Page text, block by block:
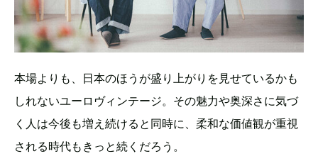
本場よりも、日本のほうが盛り上がりを見せているかも
しれないユーロヴィンテージ。その魅力や奥深さに気づ
く人は今後も増え続けると同時に、柔和な価値観が重視
される時代もきっと続くだろう。